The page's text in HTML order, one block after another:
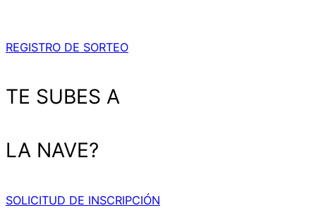
REGISTRO DE SORTEO
TE SUBES A
LA NAVE?
SOLICITUD DE INSCRIPCIÓN